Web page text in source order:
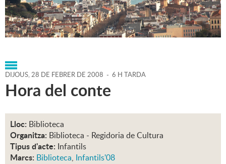
Portada > Agenda > 28-02-
2008 > Marcs > Culturals > 2008 > Infantils'08
DIJOUS,28 DE FEBRER DE 2008 - 6 H TARDA
Hora del conte
Lloc: Biblioteca
Organitza: Biblioteca - Regidoria de Cultura
Tipus d'acte: Infantils
Marcs: Biblioteca, Infantils'08